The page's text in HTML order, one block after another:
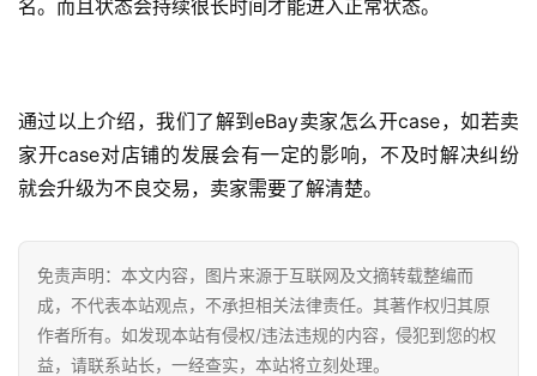
社
媒
营
跨
境
导
名。而且状态会持续很长时间才能进入正常状态。
通过以上介绍，我们了解到eBay卖家怎么开case，如若卖
家开case对店铺的发展会有一定的影响，不及时解决纠纷
就会升级为不良交易，卖家需要了解清楚。
免责声明：本文内容，图片来源于互联网及文摘转载整编而
成，不代表本站观点，不承担相关法律责任。其著作权归其原
作者所有。如发现本站有侵权/违法违规的内容，侵犯到您的权
益，请联系站长，一经查实，本站将立刻处理。